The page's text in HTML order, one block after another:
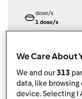
dose/s
1dose/s
We Care About
We and our313
data, like
device. Selecting I